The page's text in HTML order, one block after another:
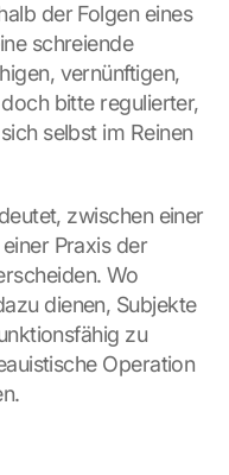
der Folgen eines
schreiende
vernünftigen,
bitte regulierter,
selbst im Reinen
zwischen einer
Praxis der
Wo
dienen, Subjekte
zu
Operation